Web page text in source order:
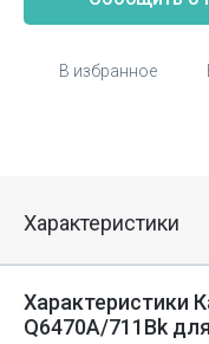
В избранное
Характеристики
Характеристики
Q6470A/711Bk